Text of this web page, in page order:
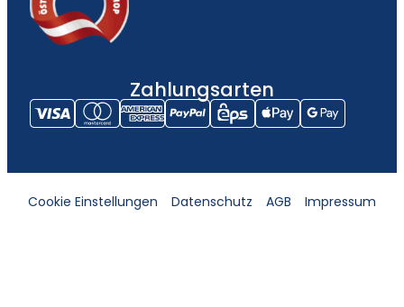
Zahlungsarten
Cookie Einstellungen Datenschutz AGB Impressum